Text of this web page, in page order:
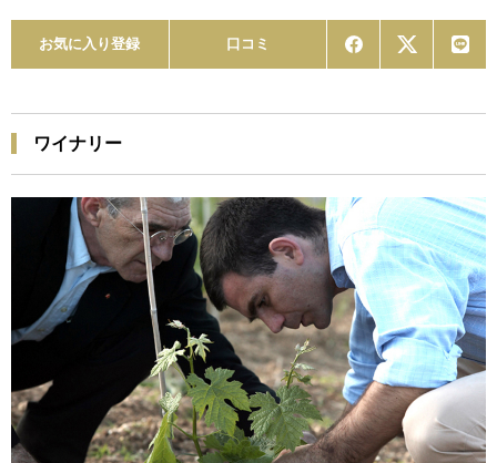
お気に入り登録 口コミ
ワイナリー